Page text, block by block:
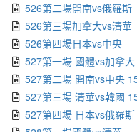
526第二場開南vs俄羅斯
526第三場加拿大vs清華
526第四場日本vs中央
527第一場 國體vs加拿
527第二場 開南vs中央
527第三場 清華vs韓國
527第四場 日本vs俄羅